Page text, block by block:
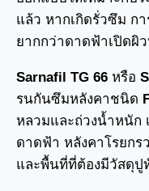
แล้ว หากเกิดรั่วซึม ก
ยากกว่าดาดฟ้าเปิดผิ
Sarnafil TG 66 หรือ
รนกันซึมหลังคาชนิด
หลวมและถ่วงน้ำหนัก
ดาดฟ้า หลังคาโรยกร
และพื้นที่ที่ต้องมีวัสดุ